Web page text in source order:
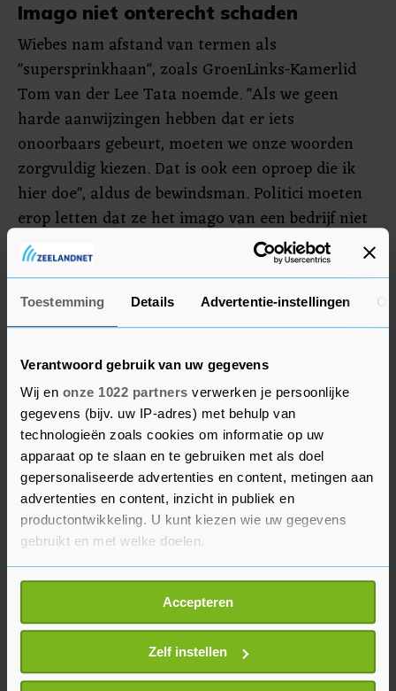
Toestemming Details Advertentie-instellingen
Verantwoord gebruik van uw gegevens
Wij en onze 1022 partners verwerken je persoonlijke
gegevens (bijv. uw IP-adres) met behulp van
technologieën zoals cookies om informatie op uw
apparaat op te slaan en te gebruiken met als doel
gepersonaliseerde advertenties en content, metingen aan
advertenties en content, inzicht in publiek en
productontwikkeling. U kunt kiezen wie uw gegevens
gebruikt en met welke doelen.
Als u het toestaat, willen we ook graag:
Informatie verzamelen over uw geografische
locatie, die tot een paar meter nauwkeurig kan zijn
Uw apparaat identificeren door het actief te
scannen op specifieke eigenschappen (fingerprinting)
Accepteren
Zelf instellen
Imago niet onterecht schaden
Wiebes nam afstand van termen als
"supersprinkhaan", zoals GroenLinks-Kamerlid
Tom van der Lee Tata noemde. "Als we geen
harde aanwijzingen hebben dat er iets
onoorbaars gebeurt, moeten we onze woorden
zorgvuldig kiezen. Dat is ook een oproep die ik
hier doe", aldus de bewindsman. Politici moeten
erop letten dat ze het imago van een bedrijf niet
onterecht schaden.
Van der Lee is niet te spreken over de reactie van
Wiebes. "Erger dan een medewerker public affairs
Moorlag maakt zich eveneens zorgen. "De
woorden van de minister hebben een hoog niks-
aan-de-handgehalte." Ook de coalitiepartijen D66
en CDA willen een steviger antwoord van het
kabinet.
Zelf heeft Tata Steel afstand genomen van het
onderzoek van het Noordhollands Dagblad. "De
artikelen zijn grotendeels misleidend en onjuist",
aldus topman Henrik Adam van de Europese tak
van het staalconcern in een verklaring.